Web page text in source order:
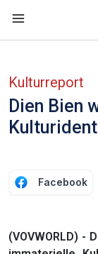
Kulturreport
Dien Bien
Facebook
(VOVWORLD) -